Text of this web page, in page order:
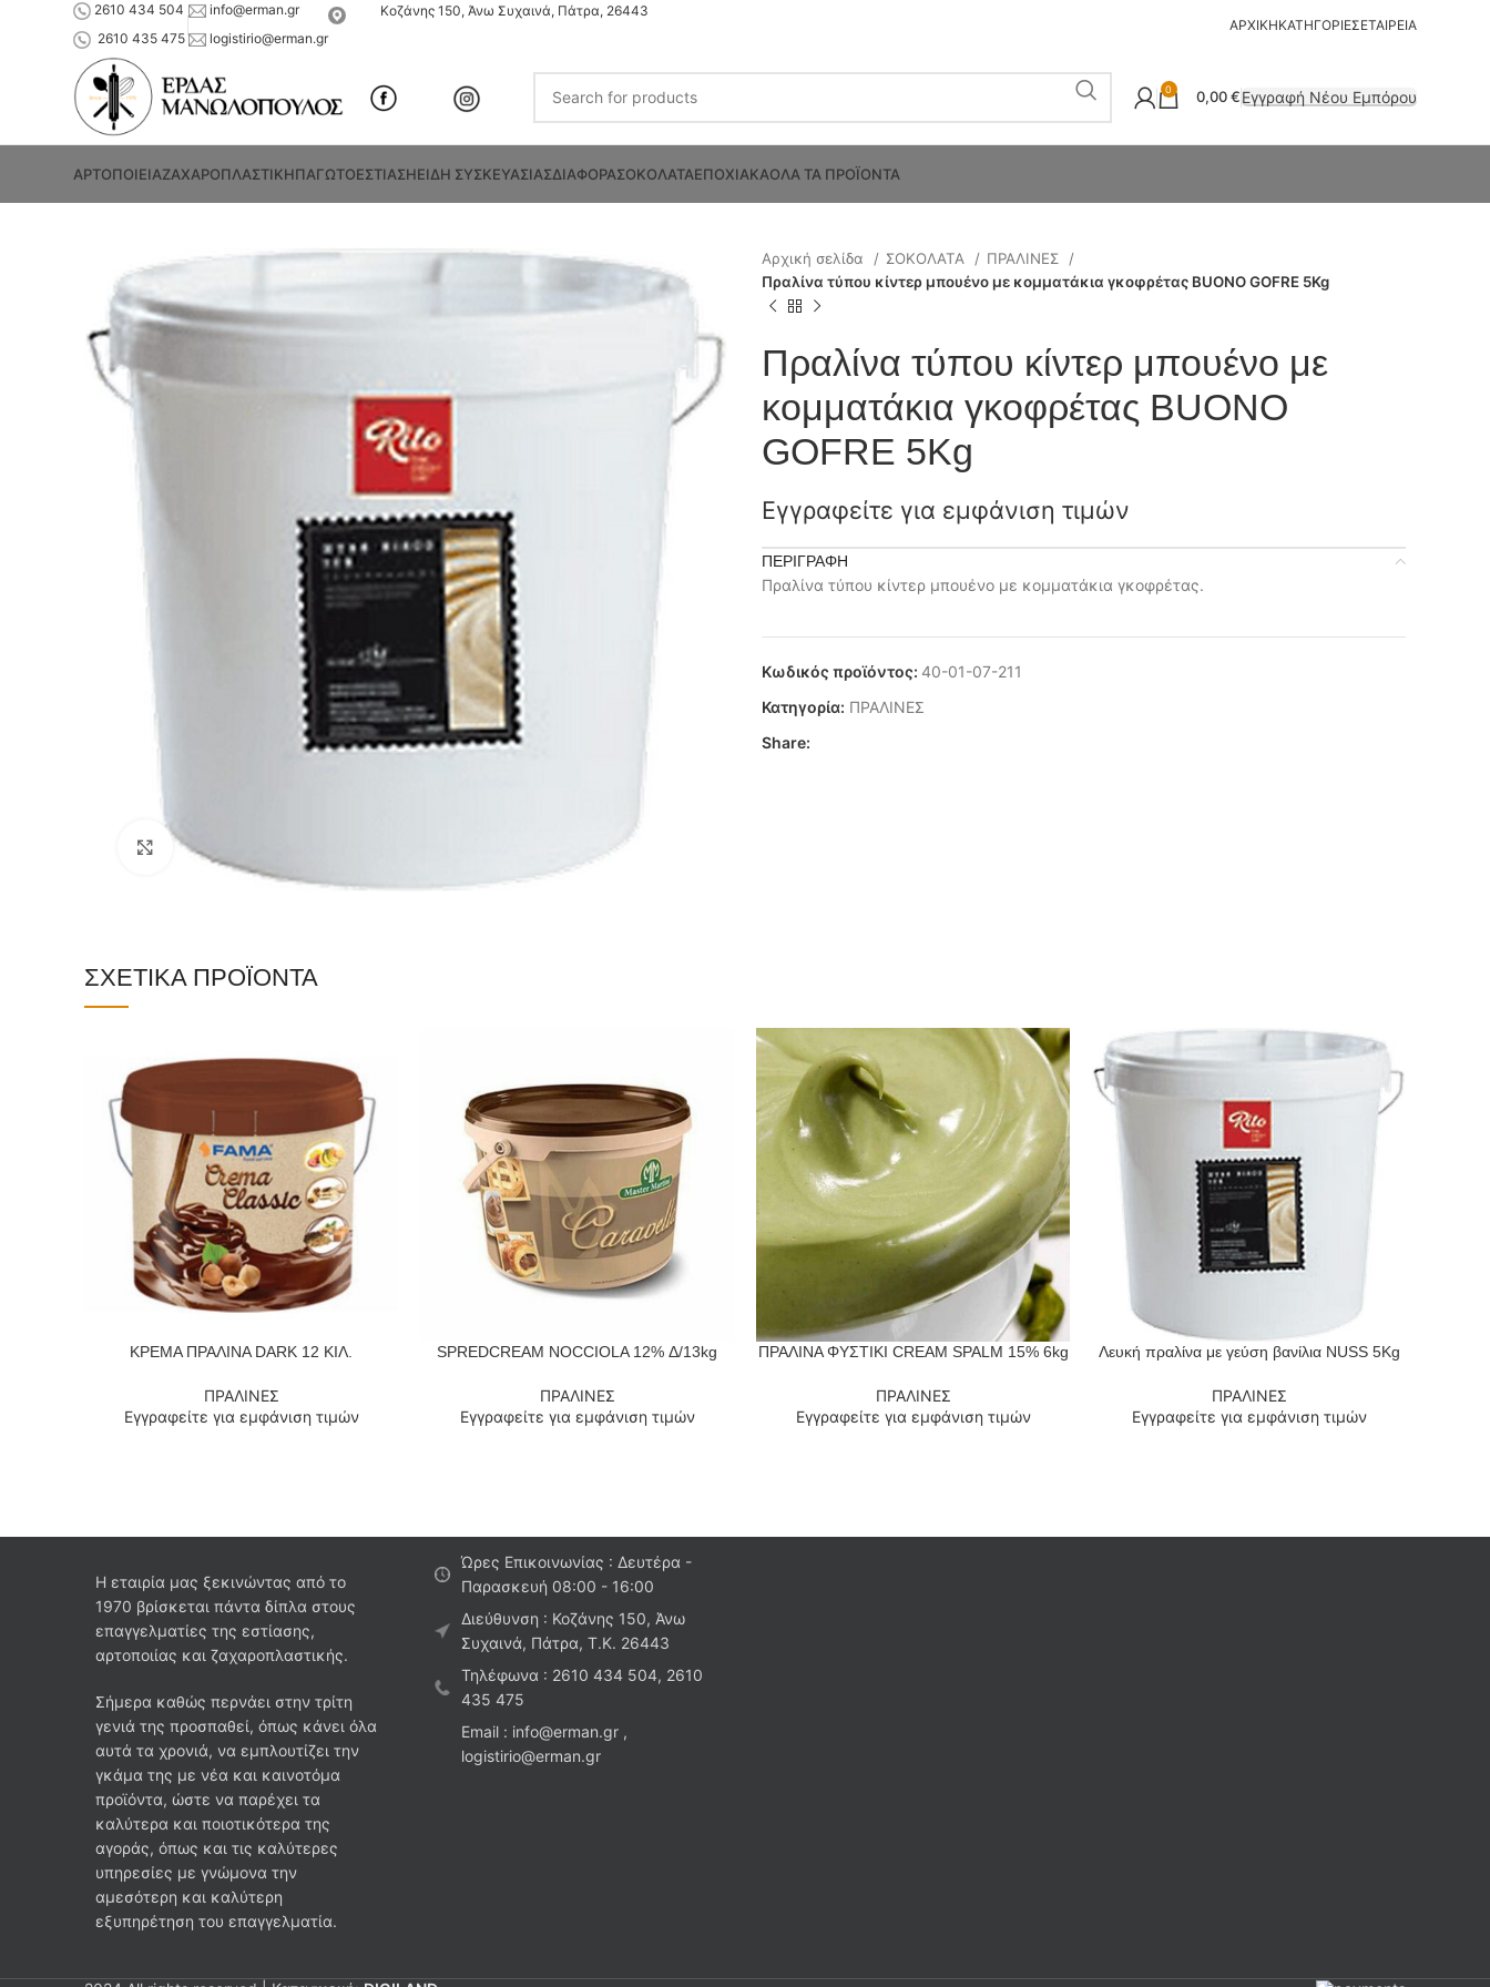
2610 434 504
2610 435 475
info@erman.gr
logistirio@erman.gr
Κοζάνης 150, Άνω Συχαινά, Πάτρα, 26443
ΑΡΧΙΚΗΚΑΤΗΓΟΡΙΕΣΕΤΑΙΡΕΙΑ
0 0,00€Εγγραφή Νέου Εμπόρου
ΑΡΤΟΠΟΙΕΙΑΖΑΧΑΡΟΠΛΑΣΤΙΚΗΠΑΓΩΤΟΕΣΤΙΑΣΗΕΙΔΗ ΣΥΣΚΕΥΑΣΙΑΣΔΙΑΦΟΡΑΣΟΚΟΛΑΤΑΕΠΟΧΙΑΚΑΟΛΑ ΤΑ ΠΡΟΪΟΝΤΑ
Click to enlarge
Αρχική σελίδα ΣΟΚΟΛΑΤΑ
ΠΡΑΛΙΝΕΣ
Πραλίνα τύπου κίντερ μπουένο με κομματάκια γκοφρέτας BUONO GOFRE 5Kg
Πραλίνα τύπου κίντερ μπουένο με
κομματάκια γκοφρέτας BUONO
GOFRE 5Kg
Εγγραφείτε για εμφάνιση τιμών
ΠΕΡΙΓΡΑΦΉ
Πραλίνα τύπου κίντερ μπουένο με κομματάκια γκοφρέτας.
Κωδικός προϊόντος: 40-01-07-211
Κατηγορία: ΠΡΑΛΙΝΕΣ
Share:
ΣΧΕΤΙΚΆ ΠΡΟΪΌΝΤΑ
ΔΙΑΒΆΣΤΕ ΠΕΡΙΣΣΌΤΕΡΑ
ΚΡΕΜΑ ΠΡΑΛΙΝΑ DARK 12 ΚΙΛ.
ΠΡΑΛΙΝΕΣ
Εγγραφείτε για εμφάνιση τιμών
ΔΙΑΒΆΣΤΕ ΠΕΡΙΣΣΌΤΕΡΑ
SPREDCREAM NOCCIOLA 12% Δ/13kg
ΠΡΑΛΙΝΕΣ
Εγγραφείτε για εμφάνιση τιμών
ΔΙΑΒΆΣΤΕ ΠΕΡΙΣΣΌΤΕΡΑ
ΠΡΑΛΙΝΑ ΦΥΣΤΙΚΙ CREAM SPALM 15% 6kg
ΠΡΑΛΙΝΕΣ
Εγγραφείτε για εμφάνιση τιμών
ΔΙΑΒΆΣΤΕ ΠΕΡΙΣΣΌΤΕΡΑ
Λευκή πραλίνα με γεύση βανίλια NUSS 5Kg
ΠΡΑΛΙΝΕΣ
Εγγραφείτε για εμφάνιση τιμών
Η εταιρία μας ξεκινώντας από το
1970 βρίσκεται πάντα δίπλα στους
επαγγελματίες της εστίασης,
αρτοποιίας και ζαχαροπλαστικής.
Σήμερα καθώς περνάει στην τρίτη
γενιά της προσπαθεί, όπως κάνει όλα
αυτά τα χρονιά, να εμπλουτίζει την
γκάμα της με νέα και καινοτόμα
προϊόντα, ώστε να παρέχει τα
καλύτερα και ποιοτικότερα της
αγοράς, όπως και τις καλύτερες
υπηρεσίες με γνώμονα την
αμεσότερη και καλύτερη
εξυπηρέτηση του επαγγελματία.
Ώρες Επικοινωνίας : Δευτέρα -
Παρασκευή 08:00 - 16:00
Διεύθυνση : Κοζάνης 150, Άνω
Συχαινά, Πάτρα, Τ.Κ. 26443
Τηλέφωνα : 2610 434 504, 2610
435 475
Email : info@erman.gr ,
logistirio@erman.gr